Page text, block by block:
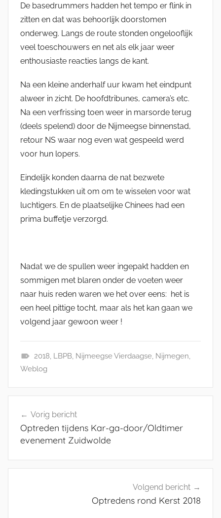
De basedrummers hadden het tempo er flink in
zitten en dat was behoorlijk doorstomen
onderweg. Langs de route stonden ongelooflijk
veel toeschouwers en net als elk jaar weer
enthousiaste reacties langs de kant.
Na een kleine anderhalf uur kwam het eindpunt
alweer in zicht. De hoofdtribunes, camera’s etc.
Na een verfrissing toen weer in marsorde terug
(deels spelend) door de Nijmeegse binnenstad,
retour NS waar nog even wat gespeeld werd
voor hun lopers.
Eindelijk konden daarna de nat bezwete
kledingstukken uit om om te wisselen voor wat
luchtigers. En de plaatselijke Chinees had een
prima buffetje verzorgd.
Nadat we de spullen weer ingepakt hadden en
sommigen met blaren onder de voeten weer
naar huis reden waren we het over eens: het is
een heel pittige tocht, maar als het kan gaan we
volgend jaar gewoon weer !
W
b
o
g
L
P
B
2018 LBPB, Nijmeegse Vierdaagse, Nijmegen
Weblog
navigatie
Vorig bericht
Optreden tijdens Kar-ga-door/Oldtimer
evenement Zuidwolde
Volgend bericht
Optredens rond Kerst 2018